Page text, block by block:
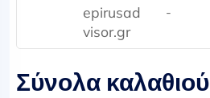
epirusad
visor.gr
-
Σύνολα καλαθιού